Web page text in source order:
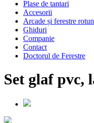
Plase de tantari
Accesorii
Arcade și ferestre
Ghiduri
Companie
Contact
Doctorul de Ferestre
Set glaf pvc,